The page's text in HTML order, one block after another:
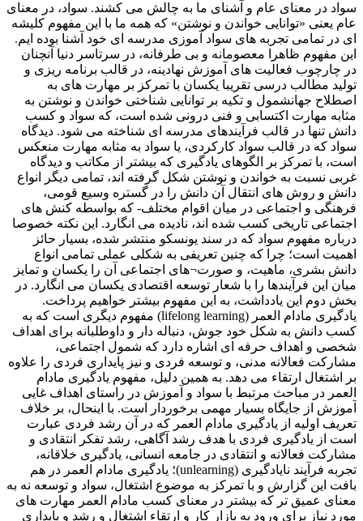
سواد در معنای عام و آشنای ما به چالش می کشند. سواد، در معنای
عام یعنی «توانایی خواندن و نوشتن» که همه ما با این مفهوم کلیشه
ای در تمامی تجربه های سواد آموزی مدرسه ای خود آشنا بوده ایم.
این مفهوم ظاهرا معصومانه و بی طرفانه، در سرتاسر دنیا آنچنان
در چارچوب فعالیت های آموزش نهادینه، در قالب برنامه ریزی و
تولید مطالب درسی تقریبا یکسان با تمرکز بر مهارت های به
اصطلاح جهانشمول و تکیه بر توانایی شناختی خواندن و نوشتن به
مثابه مهارت اکتسابی و فنی درونی شده است، که سواد و کسب
دانش تنها در قالب فرآیندهای مدرسه ای شناخته می شود. دیدگاه
سواد که در قالب سواد کارکردی، یا سواد به مثابه مهارت منعکس
است، با تمرکز بر الگوهای یادگیری که بیشتر از مکاتب و دیدگاه
غربی نسبت به خواندن و نوشتن شکل گرفته اند، تمامی دیگر انواع
دانش و روش های انتقال آن دانش را در گستره وسیع قومی،
فرهنگی و اجتماعی در میان اقوام مختلف- که بواسطه کنش های
اجتماعی تاریخی کسب شده اند، نادیده می انگارد. این نکته خصوصا
درباره مفهوم سواد که در سند یونسکو منتشر شده، بسیار حائز
اهمیت است؛ چرا که چنین تعریفی به شکلی عملی تمامی انواع
دانش بشری، ماهیت، و صورت¬های اجتماعی آن را یکسان و تمایز
میان این فرآیندها را با شعار توسعه اقتصادی یکسان می انگارد. در
بخش دوم این یادداشت، به این مفهوم بیشتر خواهیم پرداخت.
یادگیری مادام العمر (lifelong learning) مفهوم دیگری است که به
کسب دانش به شکل خود جوش، دنباله دار و داوطلبانه برای اهداف
شخصی و اهداف حرفه ای اشاره دارد که شمول اجتماعی،
مشارکت فعالانه مدنی، و توسعه فردی و نیز پایداری فردی را علاوه
بر اشتغال ارتقاء می دهد. به همین دلیل، مفهوم یادگیری مادام
العمر در مباحث مرتبط با سواد و آموزش در راستای اهداف غایی
آموزش از جایگاه بسیار مهمی برخوردار است. با اینحال، بر خلاف
تعریف اولیه از یادگیری مادام العمر که در آن رشد فردی عبارت
است از یادگیری فردی با هدف رشد آگاهی، رشد تفکر انتقادی و
مشارکت فعالانه و انتقادی در جامعه انسانی، یادگیری خلاقانه،
تجربه فرآیند نایادگیری (unlearning)؛ یادگیری مادام العمر در هم
بافت این گزارش و با تمرکز به موضوع اشتغال، سواد و توسعه نه به
معنای عمیق تر که بیشتر در معنای کسب مادام العمر مهارت های
مورد نیاز برای ورود به بازار کار و ارتقاء اشتغال و رشد و پایداری